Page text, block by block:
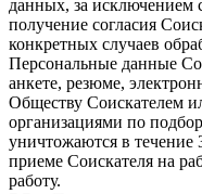
данных, за исключением
получение согласия
конкретных случаев
Персональные данные
анкете, резюме,
Обществу Соискателем
организациями по
уничтожаются в течение
приеме Соискателя на
работу.